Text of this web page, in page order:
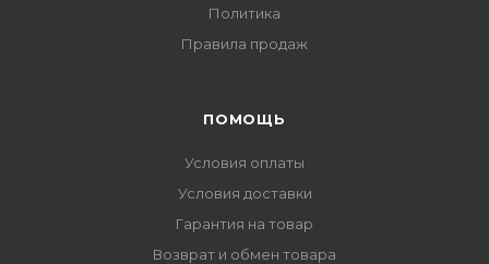
Политика
Правила продаж
ПОМОЩЬ
Условия оплаты
Условия доставки
Гарантия на товар
Возврат и обмен товара